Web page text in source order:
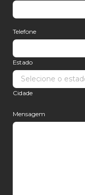
Telefone
Estado
Cidade
Mensagem